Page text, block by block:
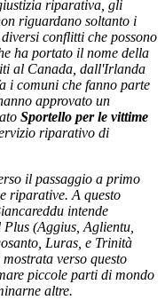
riparativa, gli
riguardano soltanto i
conflitti che possono
ha portato il nome della
al Canada, dall'Irlanda
i comuni che fanno parte
approvato un
Sportello per le vittime
riparativo di
il passaggio a primo
riparative. A questo
intende
(Aggius, Aglientu,
Luras, e Trinità
verso questo
piccole parti di mondo
altre.